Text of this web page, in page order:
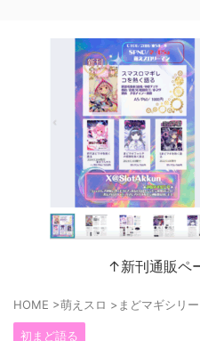
↑新刊通販ペ
HOME >萌えスロ > まどマギシリ
初まど語る